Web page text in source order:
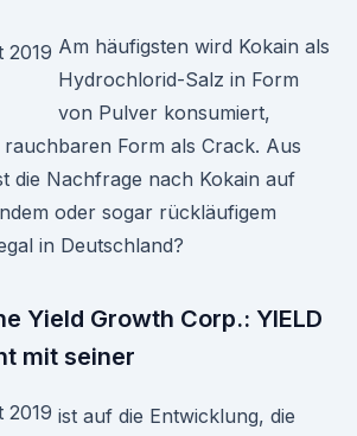
Am häufigsten wird Kokain als
Hydrochlorid-Salz in Form
von Pulver konsumiert,
Form als Crack. Aus
die Nachfrage nach Kokain auf
oder sogar rückläufigem
in Deutschland?
Yield Growth Corp.: YIELD
mit seiner
ist auf die Entwicklung, die